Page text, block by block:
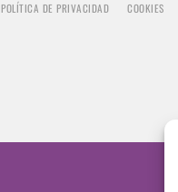
POLÍTICA DE PRIVACIDAD COOKIES